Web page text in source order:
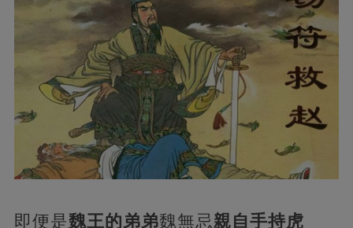
即便是魏王的弟弟魏無忌親自手持虎